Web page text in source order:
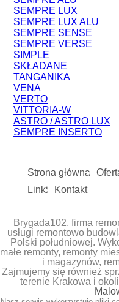
SEMPRE LUX
SEMPRE LUX ALU
SEMPRE SENSE
SEMPRE VERSE
SIMPLE
SKŁADANE
TANGANIKA
VENA
VERTO
VITTORIA-W
ASTRO / ASTRO LUX
SEMPRE INSERTO
Strona główna
Linki
Kontakt
Brygada102, firma
usługi remontowo
Polski południowej.
małe remonty, remonty
i magazynów,
Zajmujemy się również
terenie Krakowa i